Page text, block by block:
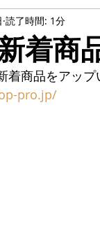
着商
読了時間: 1分
着商品をアッ
pro.jp/